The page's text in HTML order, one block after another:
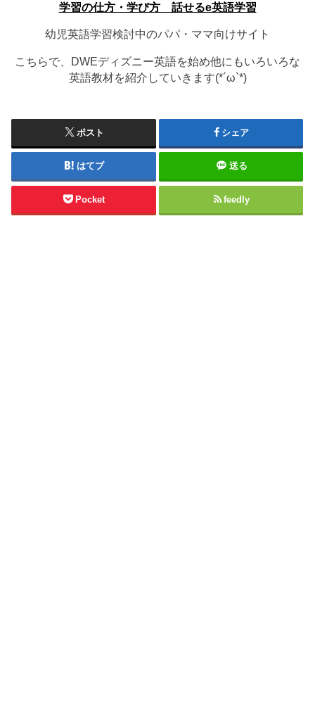
学習の仕方・学び方 話せるe英語学習
幼児英語学習検討中のパパ・ママ向けサイト
こちらで、DWEディズニー英語を始め他にもいろいろな
英語教材を紹介していきます(*´ω`*)
ポスト シェア
はてブ 送る
Pocket feedly